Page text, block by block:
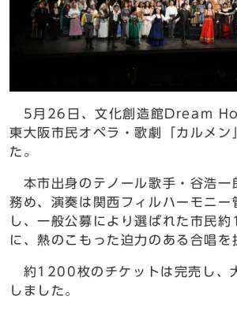
5月26日、文化創造館Dream
東大阪市民オペラ・歌劇「カルメン
た。
本市出身のテノール歌手・谷浩一
務め、演奏は関西フィルハーモニー
し、一般公募により選ばれた市民
に、熱のこもった迫力のある合唱を
約1200枚のチケットは完売し、
しました。